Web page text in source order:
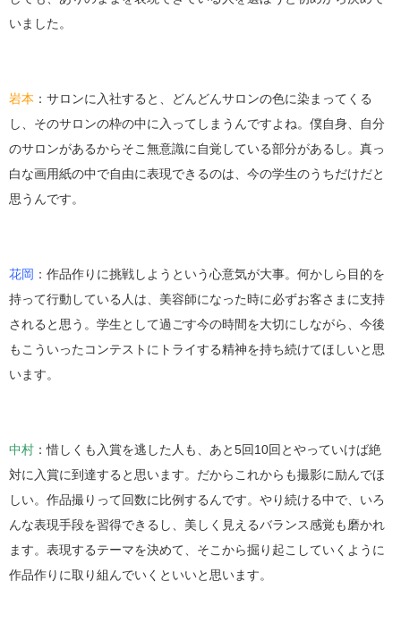
いました。
岩本 ：サロンに入社すると、どんどんサロンの色に染まってくる
し、そのサロンの枠の中に入ってしまうんですよね。僕自身、自分
のサロンがあるからそこ無意識に自覚している部分があるし。真っ
白な画用紙の中で自由に表現できるのは、今の学生のうちだけだと
思うんです。
花岡 ：作品作りに挑戦しようという心意気が大事。何かしら目的を
持って行動している人は、美容師になった時に必ずお客さまに支持
されると思う。学生として過ごす今の時間を大切にしながら、今後
もこういったコンテストにトライする精神を持ち続けてほしいと思
います。
中村 ：惜しくも入賞を逃した人も、あと5回10回とやっていけば絶
対に入賞に到達すると思います。だからこれからも撮影に励んでほ
しい。作品撮りって回数に比例するんです。やり続ける中で、いろ
んな表現手段を習得できるし、美しく見えるバランス感覚も磨かれ
ます。表現するテーマを決めて、そこから掘り起こしていくように
作品作りに取り組んでいくといいと思います。